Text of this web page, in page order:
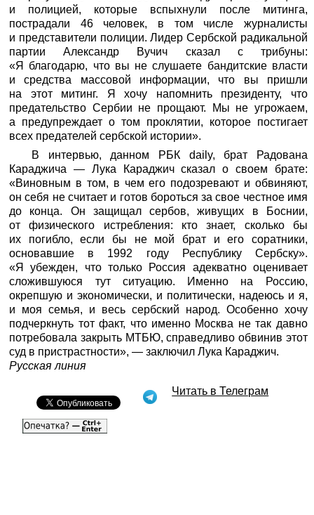
и полицией, которые вспыхнули после митинга,
пострадали 46 человек, в том числе журналисты
и представители полиции. Лидер Сербской радикальной
партии Александр Вучич сказал с трибуны:
«Я благодарю, что вы не слушаете бандитские власти
и средства массовой информации, что вы пришли
на этот митинг. Я хочу напомнить президенту, что
предательство Сербии не прощают. Мы не угрожаем,
а предупреждает о том проклятии, которое постигает
всех предателей сербской истории».
В интервью, данном
РБК daily, брат Радована
Караджича — Лука Караджич сказал о своем брате:
«Виновным в том, в чем его подозревают и обвиняют,
он себя не считает и готов бороться за свое честное имя
до конца. Он защищал сербов, живущих в Боснии,
от физического истребления: кто знает, сколько бы
их погибло, если бы не мой брат и его соратники,
основавшие в 1992 году Республику Сербску».
«Я убежден, что только Россия адекватно оценивает
сложившуюся тут ситуацию. Именно на Россию,
окрепшую и экономически, и политически, надеюсь и я,
и моя семья, и весь сербский народ. Особенно хочу
подчеркнуть тот факт, что именно Москва не так давно
потребовала закрыть МТБЮ, справедливо обвинив этот
суд в пристрастности», — заключил Лука Караджич.
Русская линия
Читать в Телеграм